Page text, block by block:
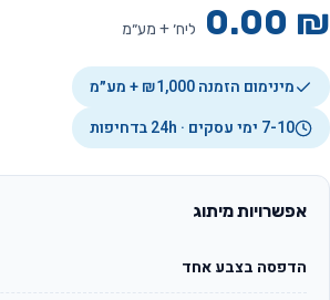
0.00 ₪ ליח׳ + מע״מ
מינימום הזמנה ₪1,000 + מע״מ
7-10 ימי עסקים · 24h בדחיפות
אפשרויות מיתוג
הדפסה בצבע אחד